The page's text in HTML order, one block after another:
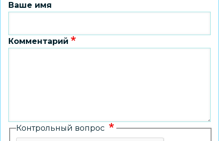
Ваше имя
Комментарий
Контрольный вопрос